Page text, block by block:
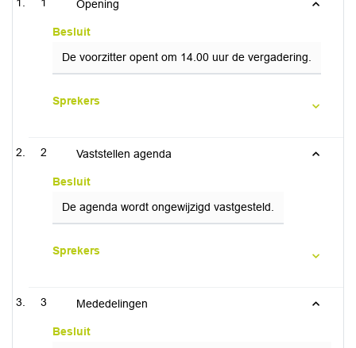
Opening
Besluit
De voorzitter opent om 14.00 uur de vergadering.
Sprekers
2 Vaststellen agenda
Besluit
De agenda wordt ongewijzigd vastgesteld.
Sprekers
3 Mededelingen
Besluit